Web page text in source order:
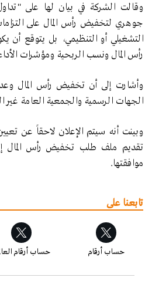
وقالت الشركة في بيان لها على
جوهري لتخفيض رأس المال على
التشغيلي أو التنظيمي، بل يتوقع أن
رأس المال ونسب الربحية ومؤشرات
وأشارت إلى أن تخفيض رأس المال
الجهات الرسمية والجمعية العامة غير
وبينت أنه سيتم الإعلان لاحقاً عن
تقديم ملف طلب تخفيض رأس المال
موافقتها.
تابعنا على
حساب أرقام حساب أرقام